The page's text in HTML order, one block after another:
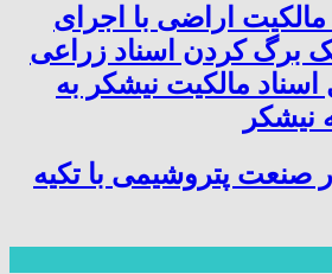
اراضی با اجرای
برگ کردن اسناد زراعی
اسناد مالکیت نیشکر به
نیشکر
صنعت پتروشیمی با تکیه